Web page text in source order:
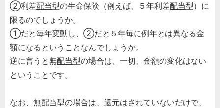
②利差配当型の生命保険（例えば、５年利差配当型）に
限るのでしょうか。
①だと毎年変動し、②だと５年毎に例年とは異なる金
額になるということなんでしょうか。
逆に言うと無配当型の場合は、一切、金額の変化はない
ということです。
なお、無配当型の場合は、還元はされていないだけで、